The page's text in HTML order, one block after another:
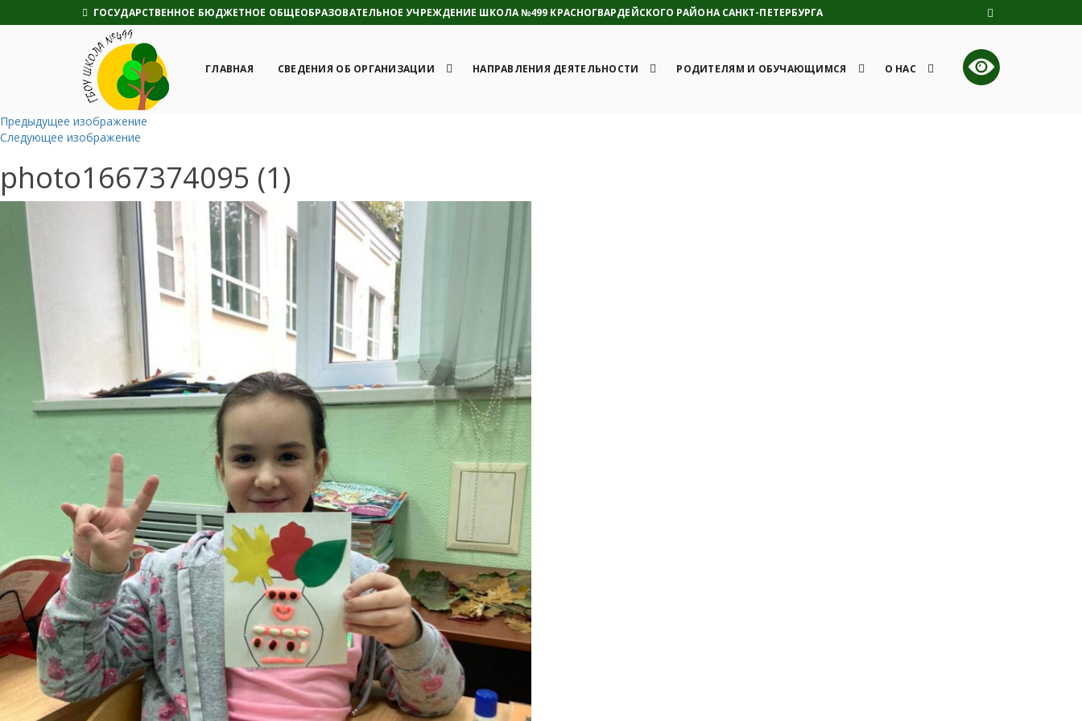
ГОСУДАРСТВЕННОЕ БЮДЖЕТНОЕ ОБЩЕОБРАЗОВАТЕЛЬНОЕ УЧРЕЖДЕНИЕ ШКОЛА №499 КРАСНОГВАРДЕЙСКОГО РАЙОНА САНКТ-ПЕТЕРБУРГА
ГЛАВНАЯ СВЕДЕНИЯ ОБ ОРГАНИЗАЦИИ НАПРАВЛЕНИЯ ДЕЯТЕЛЬНОСТИ РОДИТЕЛЯМ И ОБУЧАЮЩИМСЯ О НАС
Предыдущее изображение
Следующее изображение
photo1667374095 (1)